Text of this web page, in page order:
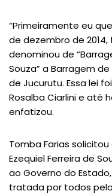
“Primeiramente eu
de dezembro de
denominou de
Souza” a Barragem
de Jucurutu. Essa lei
Rosalba Ciarlini e até
enfatizou.
Tomba Farias
Ezequiel Ferreira de
ao Governo do
tratada por todos